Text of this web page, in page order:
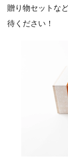
贈り物セットな
待ください！